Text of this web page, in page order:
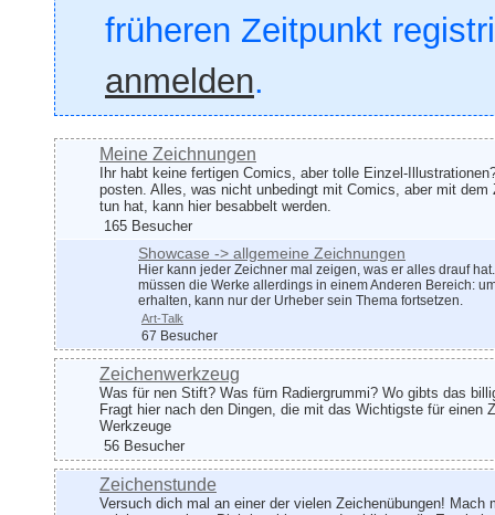
früheren Zeitpunkt
anmelden.
Meine Zeichnungen
Ihr habt keine fertigen Comics, aber tolle Einzel-
posten. Alles, was nicht unbedingt mit Comics, aber mit dem
tun hat, kann hier besabbelt werden.
165 Besucher
Showcase -> allgemeine Zeichnungen
Hier kann jeder Zeichner mal zeigen, was er alles drauf
müssen die Werke allerdings in einem Anderen Bereich:
erhalten, kann nur der Urheber sein Thema fortsetzen.
Art-Talk
67 Besucher
Zeichenwerkzeug
Was für nen Stift? Was fürn Radiergrummi? Wo gibts das
Fragt hier nach den Dingen, die mit das Wichtigste für einen
Werkzeuge
56 Besucher
Zeichenstunde
Versuch dich mal an einer der vielen Zeichenübungen! Mach